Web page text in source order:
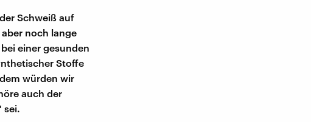
Schweiß auf
noch lange
einer gesunden
Stoffe
würden wir
auch der
sei.